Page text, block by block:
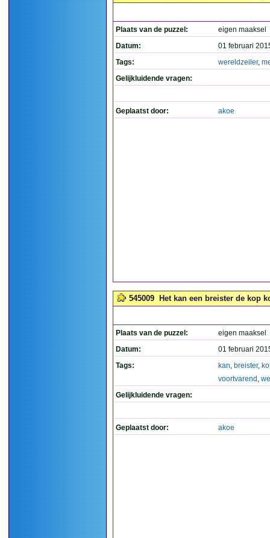
Plaats van de puzzel:
eigen maaksel
Datum:
01 februari
Tags:
wereldzeiler,
Gelijkluidende vragen:
Geplaatst door: akoe
545009 Het kan een breister de kop
Plaats van de puzzel:
eigen maaksel
Datum:
01 februari
Tags:
kan, breister,
voortvarend ,
Gelijkluidende vragen:
Geplaatst door: akoe